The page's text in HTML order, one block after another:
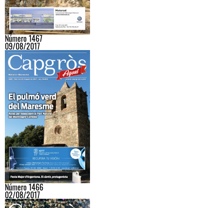
Número 1467
09/08/2017
Número 1466
02/08/2017